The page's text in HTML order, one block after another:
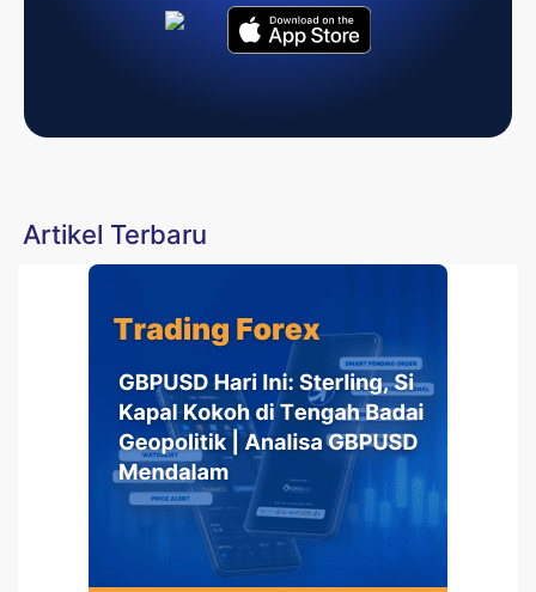
Artikel Terbaru